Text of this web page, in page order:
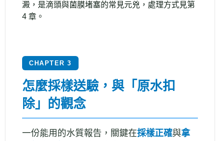
澱，是滴頭與菌膜堵塞的常見元兇，處理方式見第
4 章。
CHAPTER 3
怎麼採樣送驗，與「原水扣
除」的觀念
一份能用的水質報告，關鍵在採樣正確與拿